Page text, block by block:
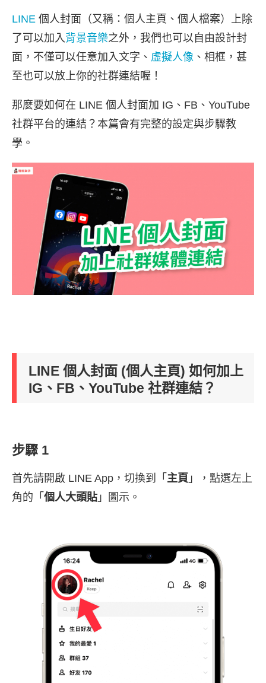
LINE 個人封面（又稱：個人主頁、個人檔案）上除
了可以加入背景音樂之外，我們也可以自由設計封
面，不僅可以任意加入文字、 虛擬人像 、相框，甚
至也可以放上你的社群連結喔！
那麼要如何在 LINE 個人封面加 IG、FB、YouTube
社群平台的連結？本篇會有完整的設定與步驟教
學。
LINE 個人封面 (個人主頁) 如何加上
IG、FB、YouTube 社群連結？
步驟 1
首先請開啟 LINE App，切換到「 主頁 」，點選左上
角的「 個人大頭貼 」圖示。